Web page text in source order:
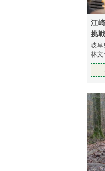
江
挑
学
岐
林文